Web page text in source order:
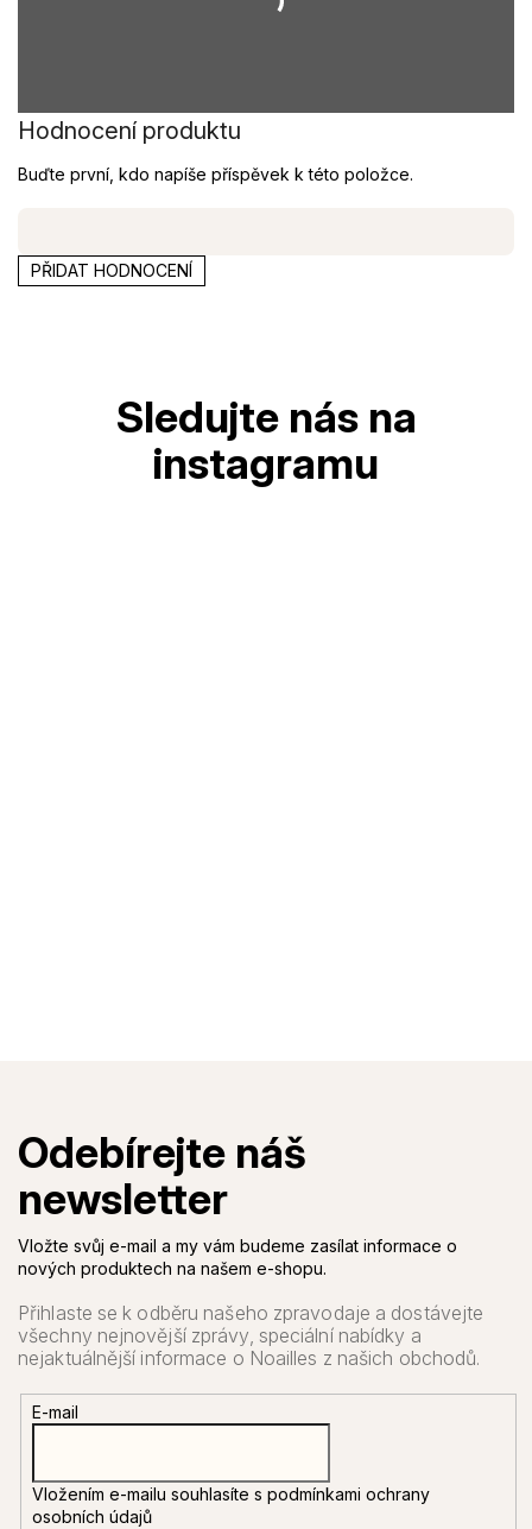
Hodnocení produktu
Buďte první, kdo napíše příspěvek k této položce.
PŘIDAT HODNOCENÍ
Vložte svůj e-mail a my vám budeme zasílat informace o
nových produktech na našem e-shopu.
E-mail
Vložením e-mailu souhlasíte s podmínkami ochrany
osobních údajů